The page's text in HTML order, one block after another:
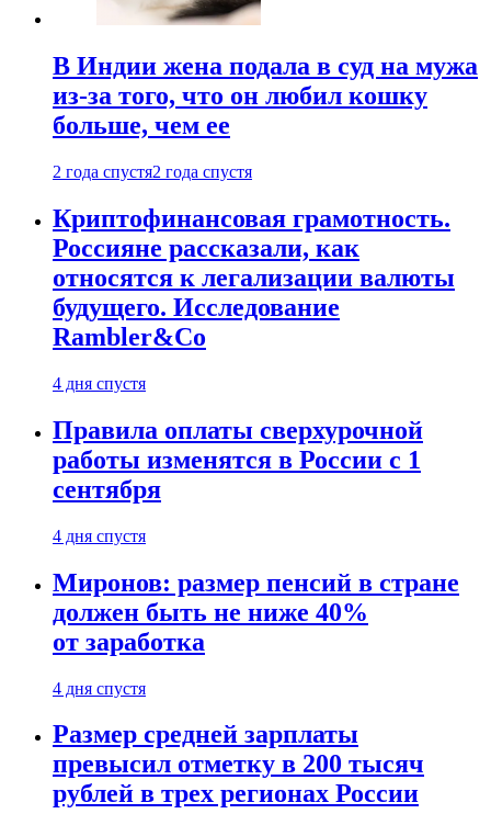
В Индии жена подала в суд на мужа
из-за того, что он любил кошку
больше, чем ее
2 года спустя2 года спустя
Криптофинансовая грамотность.
Россияне рассказали, как
относятся к легализации валюты
будущего. Исследование
Rambler&Co
4 дня спустя
Правила оплаты сверхурочной
работы изменятся в России с 1
сентября
4 дня спустя
Миронов: размер пенсий в стране
должен быть не ниже 40%
от заработка
4 дня спустя
Размер средней зарплаты
превысил отметку в 200 тысяч
рублей в трех регионах России